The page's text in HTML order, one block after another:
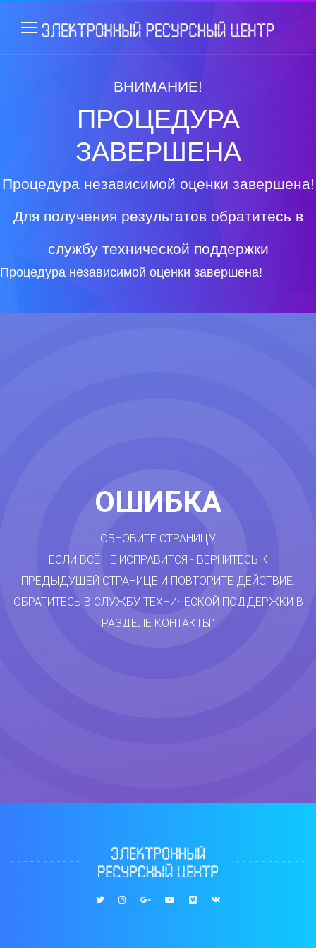
ВНИМАНИЕ!
ПРОЦЕДУРА
ЗАВЕРШЕНА
Процедура независимой оценки завершена!
Для получения результатов обратитесь в
службу технической поддержки
Процедура независимой оценки завершена!
ОШИБКА
ОБНОВИТЕ СТРАНИЦУ.
ЕСЛИ ВСЁ НЕ ИСПРАВИТСЯ - ВЕРНИТЕСЬ К
ПРЕДЫДУЩЕЙ СТРАНИЦЕ И ПОВТОРИТЕ ДЕЙСТВИЕ.
ОБРАТИТЕСЬ В СЛУЖБУ ТЕХНИЧЕСКОЙ ПОДДЕРЖКИ В
РАЗДЕЛЕ КОНТАКТЫ"